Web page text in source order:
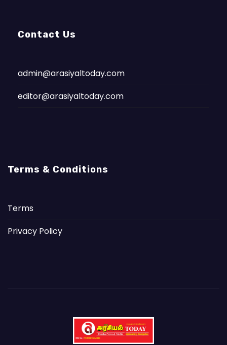
Contact Us
admin@arasiyaltoday.com
editor@arasiyaltoday.com
Terms & Conditions
Terms
Privacy Policy